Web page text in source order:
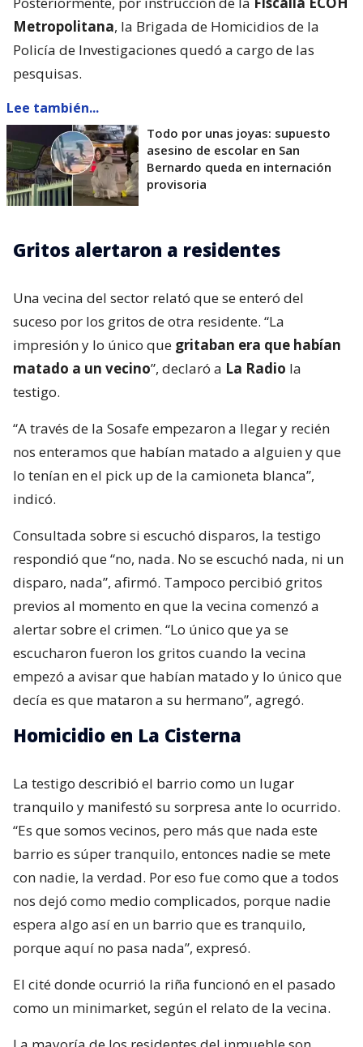
Metropolitana, la Brigada de Homicidios de la
Policía de Investigaciones quedó a cargo de las
pesquisas.
Lee también...
Todo por unas joyas: supuesto
asesino de escolar en San
Bernardo queda en internación
provisoria
Gritos alertaron a residentes
Una vecina del sector relató que se enteró del
suceso por los gritos de otra residente. “La
impresión y lo único que gritaban era que habían
matado a un vecino”, declaró a La Radio la
testigo.
“A través de la Sosafe empezaron a llegar y recién
nos enteramos que habían matado a alguien y que
lo tenían en el pick up de la camioneta blanca”,
indicó.
Consultada sobre si escuchó disparos, la testigo
respondió que “no, nada. No se escuchó nada, ni un
disparo, nada”, afirmó. Tampoco percibió gritos
previos al momento en que la vecina comenzó a
alertar sobre el crimen. “Lo único que ya se
escucharon fueron los gritos cuando la vecina
empezó a avisar que habían matado y lo único que
decía es que mataron a su hermano”, agregó.
Homicidio en La Cisterna
La testigo describió el barrio como un lugar
tranquilo y manifestó su sorpresa ante lo ocurrido.
“Es que somos vecinos, pero más que nada este
barrio es súper tranquilo, entonces nadie se mete
con nadie, la verdad. Por eso fue como que a todos
nos dejó como medio complicados, porque nadie
espera algo así en un barrio que es tranquilo,
porque aquí no pasa nada”, expresó.
El cité donde ocurrió la riña funcionó en el pasado
como un minimarket, según el relato de la vecina.